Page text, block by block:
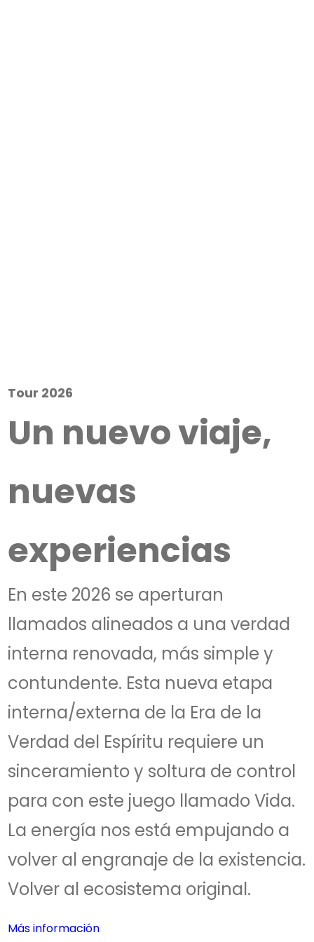
Tour 2026
Un nuevo viaje,
nuevas
experiencias
En este 2026 se aperturan
llamados alineados a una verdad
interna renovada, más simple y
contundente. Esta nueva etapa
interna/externa de la Era de la
Verdad del Espíritu requiere un
sinceramiento y soltura de control
para con este juego llamado Vida.
La energía nos está empujando a
volver al engranaje de la existencia.
Volver al ecosistema original.
Más información